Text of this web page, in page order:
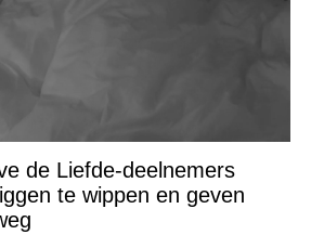
de Liefde-deelnemers
te wippen en geven